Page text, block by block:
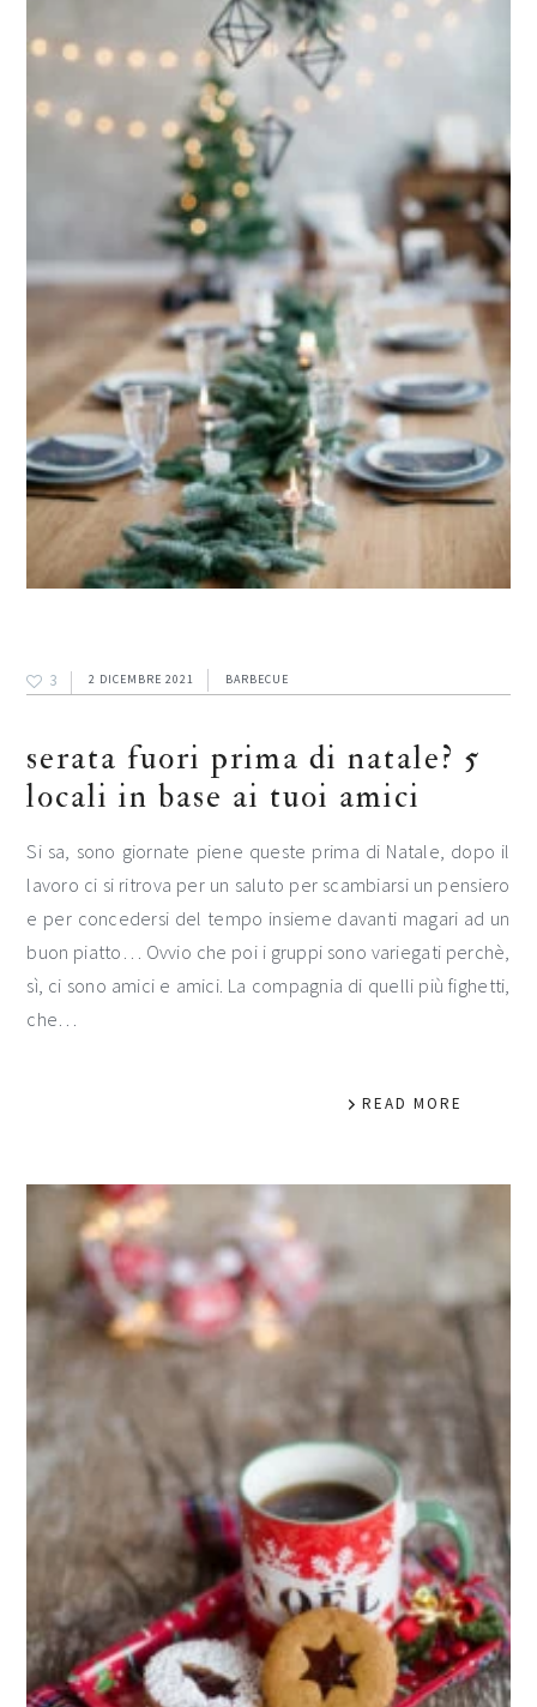
3 2 DICEMBRE 2021 BARBECUE
serata fuori prima di natale? 5
locali in base ai tuoi amici
Si sa, sono giornate piene queste prima di Natale, dopo il
lavoro ci si ritrova per un saluto per scambiarsi un pensiero
e per concedersi del tempo insieme davanti magari ad un
buon piatto… Ovvio che poi i gruppi sono variegati perchè,
sì, ci sono amici e amici. La compagnia di quelli più fighetti,
che…
READ MORE